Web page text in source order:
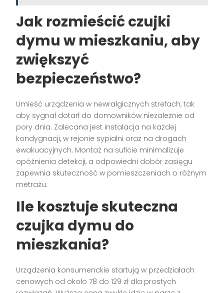
Jak rozmieścićczujki
dymu w mieszkaniu, aby
zwiększyć
bezpieczeństwo?
Umieść urządzenia w newralgicznych strefach, tak
aby sygnał dotarł do domowników niezależnie od
pory dnia. Zalecana jest instalacja na każdej
kondygnacji, w rejonie sypialni oraz na drogach
ewakuacyjnych. Montaż na suficie minimalizuje
opóźnienia detekcji, a odpowiedni dobór zasięgu
zapewnia skuteczność w pomieszczeniach o różnym
metrażu.
Ile kosztuje skuteczna
czujka dymu do
mieszkania?
Urządzenia konsumenckie startują w przedziałach
cenowych od około 78 do 129 zł dla prostych